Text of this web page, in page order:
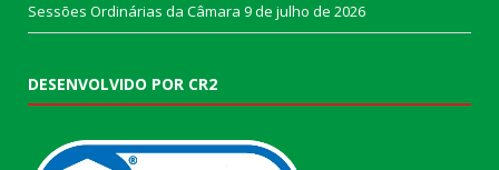
Sessões Ordinárias da Câmara 9 de julho de 2026
DESENVOLVIDO POR CR2